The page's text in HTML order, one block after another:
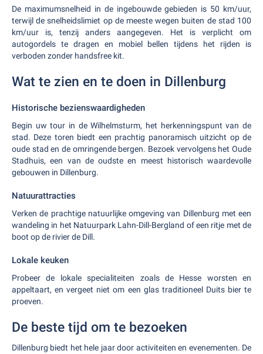
De maximumsnelheid in de ingebouwde gebieden is 50 km/uur,
terwijl de snelheidslimiet op de meeste wegen buiten de stad 100
km/uur is, tenzij anders aangegeven. Het is verplicht om
autogordels te dragen en mobiel bellen tijdens het rijden is
verboden zonder handsfree kit.
Wat te zien en te doen in Dillenburg
Historische bezienswaardigheden
Begin uw tour in de Wilhelmsturm, het herkenningspunt van de
stad. Deze toren biedt een prachtig panoramisch uitzicht op de
oude stad en de omringende bergen. Bezoek vervolgens het Oude
Stadhuis, een van de oudste en meest historisch waardevolle
gebouwen in Dillenburg.
Natuurattracties
Verken de prachtige natuurlijke omgeving van Dillenburg met een
wandeling in het Natuurpark Lahn-Dill-Bergland of een ritje met de
boot op de rivier de Dill.
Lokale keuken
Probeer de lokale specialiteiten zoals de Hesse worsten en
appeltaart, en vergeet niet om een glas traditioneel Duits bier te
proeven.
De beste tijd om te bezoeken
Dillenburg biedt het hele jaar door activiteiten en evenementen. De